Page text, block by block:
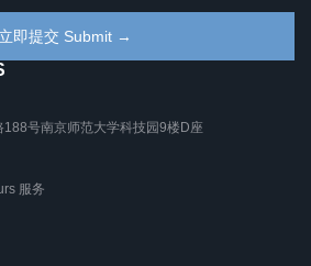
号南京师范大学科技园9楼D座
服务